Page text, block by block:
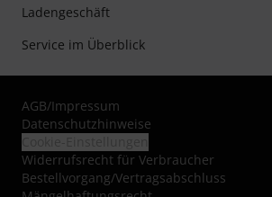
Ladengeschäft
Service im Überblick
AGB/Impressum
Datenschutzhinweise
Widerrufsrecht für Verbraucher
Bestellvorgang/Vertragsabschluss